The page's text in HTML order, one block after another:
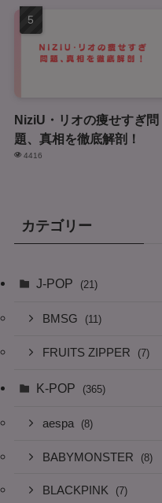
NiziU・リオの痩せすぎ問
題、真相を徹底解剖！
4416
カテゴリー
J-POP (21)
BMSG (11)
FRUITS ZIPPER (7)
K-POP (365)
aespa (8)
BABYMONSTER (8)
BLACKPINK (7)